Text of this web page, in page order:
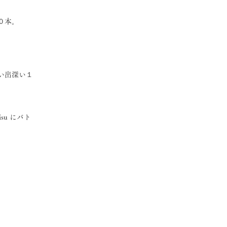
本。
出深い１
にバト